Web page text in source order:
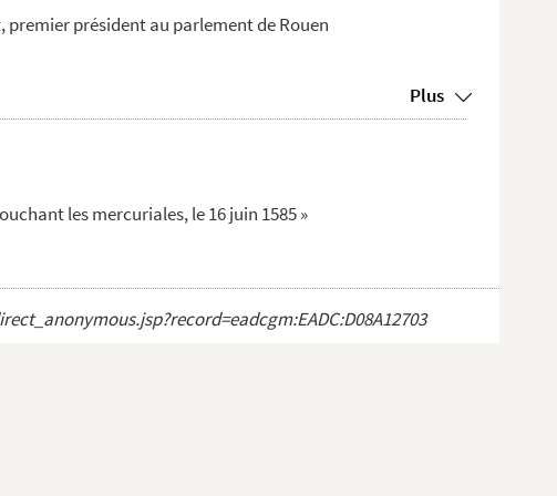
président au parlement de Rouen
Plus
les mercuriales, le 16 juin 1585 »